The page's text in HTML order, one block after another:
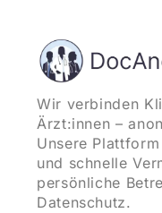
Wir verbinden
Ärzt:innen –
Unsere
und schnelle
persönliche
Datenschutz.